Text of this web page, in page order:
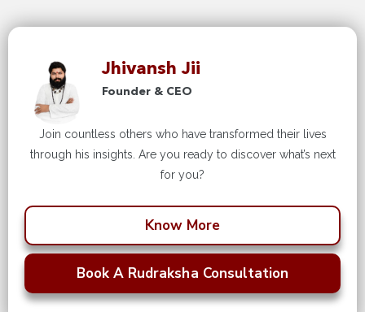
Jhivansh Jii
Founder & CEO
Join countless others who have transformed their lives
through his insights. Are you ready to discover what’s next
for you?
Know More
Book A Rudraksha Consultation